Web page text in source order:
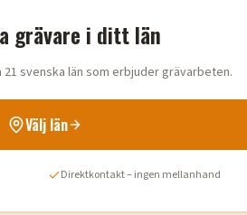
grävare i ditt län
svenska län som erbjuder grävarbeten.
Välj län
Direktkontakt – ingen mellanhand